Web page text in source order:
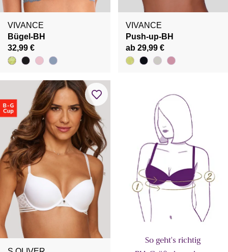
VIVANCE
Bügel-BH
32,99 €
VIVANCE
Push-up-BH
ab 29,99 €
So geht's richtig